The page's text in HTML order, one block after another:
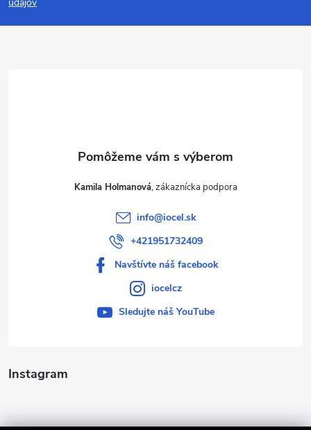
púdajov
Instagram
Kamila Holmanová
info@iocel.sk
+421951732409
Navštívte náš facebook
iocelcz
Sledujte náš YouTube